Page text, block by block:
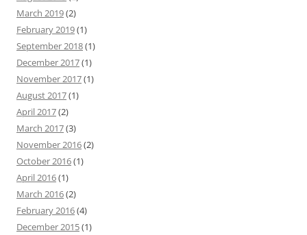
March 2019(2)
February 2019(1)
September 2018(1)
December 2017(1)
November 2017(1)
August 2017(1)
April 2017(2)
March 2017(3)
November 2016(2)
October 2016(1)
April 2016(1)
March 2016(2)
February 2016(4)
December 2015(1)